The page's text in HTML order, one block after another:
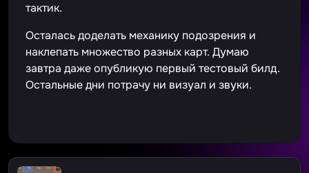
тактик.
Осталась доделать механику подозрения и
наклепать множество разных карт. Думаю
завтра даже опубликую первый тестовый билд.
Остальные дни потрачу ни визуал и звуки.